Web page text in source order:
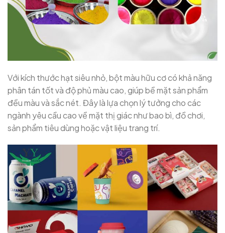
Với kích thước hạt siêu nhỏ, bột màu hữu cơ có khả năng
phân tán tốt và độ phủ màu cao, giúp bề mặt sản phẩm
đều màu và sắc nét. Đây là lựa chọn lý tưởng cho các
ngành yêu cầu cao về mặt thị giác như bao bì, đồ chơi,
sản phẩm tiêu dùng hoặc vật liệu trang trí.